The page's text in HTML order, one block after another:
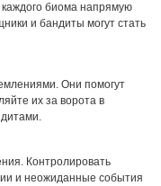
каждого биома напрямую
и бандиты могут стать
Они помогут
их за ворота в
Контролировать
и неожиданные события